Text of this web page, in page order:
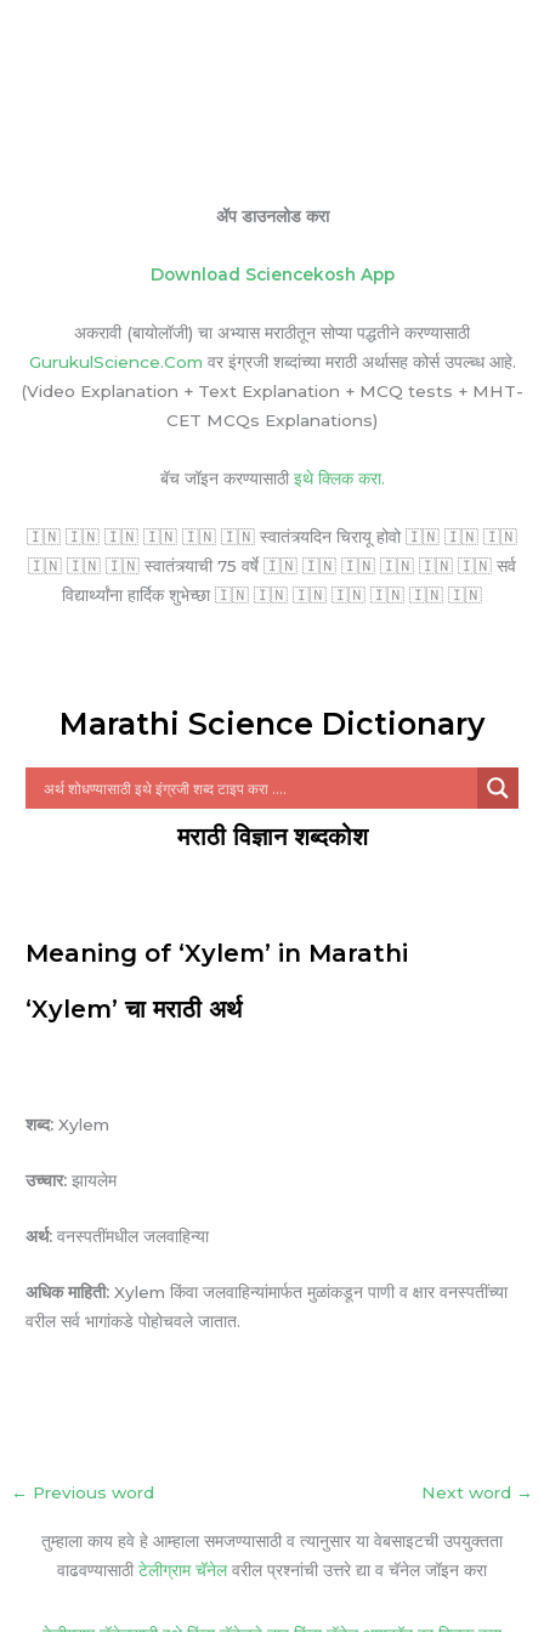
ॲप डाउनलोड करा
Download Sciencekosh App
अकरावी (बायोलॉजी) चा अभ्यास मराठीतून सोप्या पद्धतीने करण्यासाठी
GurukulScience.Com वर इंग्रजी शब्दांच्या मराठी अर्थासह कोर्स उपल्ब्ध आहे.
(Video Explanation + Text Explanation + MCQ tests + MHT-
CET MCQs Explanations)
बॅच जॉइन करण्यासाठी इथे क्लिक करा.
🇮🇳 🇮🇳 🇮🇳 🇮🇳 🇮🇳 🇮🇳 स्वातंत्र्यदिन चिरायू होवो 🇮🇳 🇮🇳 🇮🇳
🇮🇳 🇮🇳 🇮🇳 स्वातंत्र्याची 75 वर्षे 🇮🇳 🇮🇳 🇮🇳 🇮🇳 🇮🇳 🇮🇳 सर्व
विद्यार्थ्यांना हार्दिक शुभेच्छा 🇮🇳 🇮🇳 🇮🇳 🇮🇳 🇮🇳 🇮🇳 🇮🇳
Marathi Science Dictionary
मराठी विज्ञान शब्दकोश
Meaning of ‘Xylem’ in Marathi
‘Xylem’ चा मराठी अर्थ
शब्द: Xylem
उच्चार: झायलेम
अर्थ: वनस्पतींमधील जलवाहिन्या
अधिक माहिती: Xylem किंवा जलवाहिन्यांमार्फत मुळांकडून पाणी व क्षार वनस्पतींच्या
वरील सर्व भागांकडे पोहोचवले जातात.
← Previous word Next word →
तुम्हाला काय हवे हे आम्हाला समजण्यासाठी व त्यानुसार या वेबसाइटची उपयुक्तता
वाढवण्यासाठी टेलीग्राम चॅनेलवरील प्रश्नांची उत्तरे द्या व चॅनेल जॉइन करा